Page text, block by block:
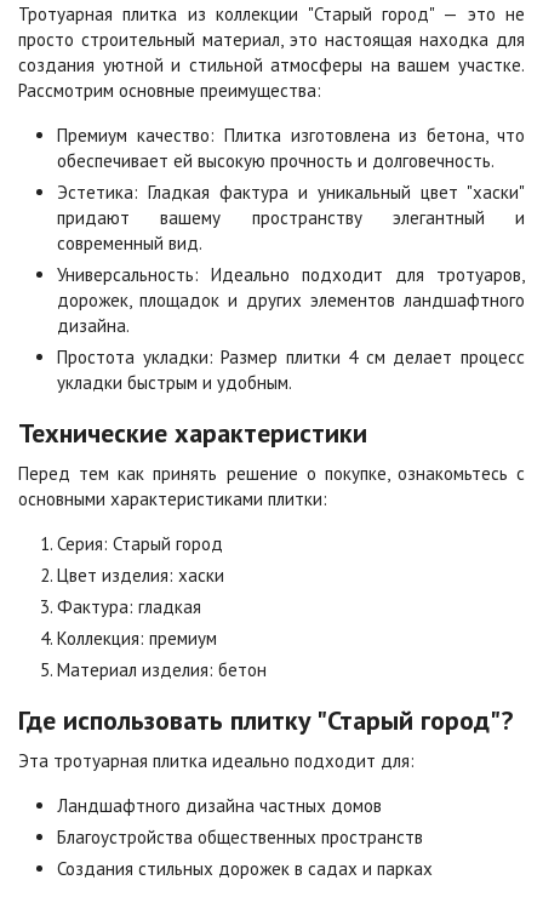
Коричневая
840 ₽/м
Красная
Листопад
1 040 ₽/м2
Меланж
1 040 ₽/м2
Мокко
1 040 ₽/м2
Неаполь
1 040 ₽/м2
Оранжевая
Особая серия
1 040 ₽/м2
Сансет
1 040 ₽/м2
1 040 ₽/м2
1 040 ₽/м2
Сорренто
1 040 ₽/м
Степь
1 040 ₽
Тротуарная плитка из коллекции "Старый город" — это не
просто строительный материал, это настоящая находка для
создания уютной и стильной атмосферы на вашем участке.
Рассмотрим основные преимущества:
Премиум качество: Плитка изготовлена из бетона, что
обеспечивает ей высокую прочность и долговечность.
Эстетика: Гладкая фактура и уникальный цвет "хаски"
придают вашему пространству элегантный и
современный вид.
Универсальность: Идеально подходит для тротуаров,
дорожек, площадок и других элементов ландшафтного
дизайна.
Простота укладки: Размер плитки 4 см делает процесс
укладки быстрым и удобным.
Технические характеристики
Перед тем как принять решение о покупке, ознакомьтесь с
основными характеристиками плитки:
Серия: Старый город
Цвет изделия: хаски
Фактура: гладкая
Коллекция: премиум
Материал изделия: бетон
Где использовать плитку "Старый город"?
Эта тротуарная плитка идеально подходит для:
Ландшафтного дизайна частных домов
Благоустройства общественных пространств
Создания стильных дорожек в садах и парках